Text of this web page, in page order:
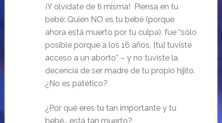
¡Y olvídate de ti misma! Piensa en tu
bebé: Quien NO es tu bebé (porque
ahora está muerto por tu culpa), fue “sólo
posible porque a los 16 años, [tú] tuviste
acceso a un aborto” – y no tuviste la
decencia de ser madre de tu propio hijito.
¿No es patético?
¿Por qué eres tú tan importante y tu
bebé… está tan muerto?